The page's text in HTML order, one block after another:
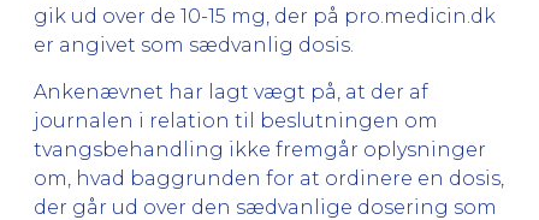
gik ud over de 10-15 mg, der på pro.medicin.dk
er angivet som sædvanlig dosis.
Ankenævnet har lagt vægt på, at der af
journalen i relation til beslutningen om
tvangsbehandling ikke fremgår oplysninger
om, hvad baggrunden for at ordinere en dosis,
der går ud over den sædvanlige dosering som